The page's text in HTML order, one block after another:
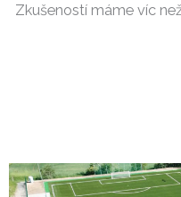
Zkušeností máme víc